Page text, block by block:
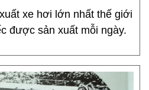
xe hơi lớn nhất thế giới
được sản xuất mỗi ngày.